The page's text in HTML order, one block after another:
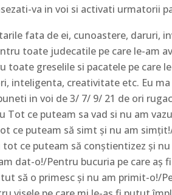
va in voi si activati urmatorii
fata de ei, cunoastere, daruri,
toate judecatile pe care le-am
toate greselile si pacatele pe care
inteligenta, creativitate etc. Eu
in voi de 3/ 7/ 9/ 21 de ori
Tot ce puteam sa vad si nu am
ce puteam să simt şi nu am
ce puteam să conştientizez şi
dat-o!/Pentru bucuria pe care
să o primesc şi nu am primit-o!/